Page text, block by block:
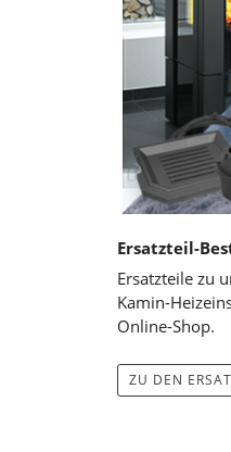
Ersatzteil-
Ersatzteile zu
Kamin-
Online-Shop.
ZU DEN